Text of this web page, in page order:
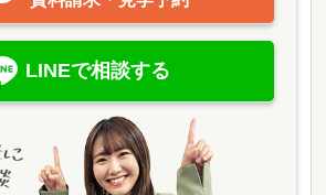
LINEで相談する